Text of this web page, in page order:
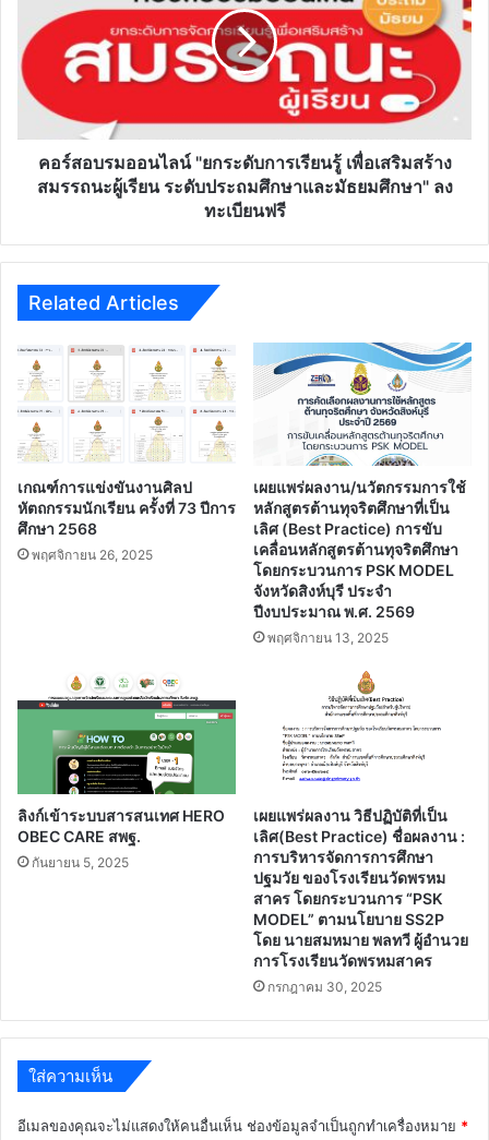
เลื่อน
วิทยฐานะ
ของ
ระดับ
การ
เรียน
เพื่อ
เสริม
สร้าง
เรียน
ประถม
ศึกษา
มัธยมศึกษา"
ลง
ทะเบียน
ฟรี
คอร์สอบรมออนไลน์ "ยกระดับการเรียนรู้ เพื่อเสริมสร้าง
สมรรถนะผู้เรียน ระดับประถมศึกษาและมัธยมศึกษา" ลง
ทะเบียนฟรี
Related Articles
เกณฑ์การแข่งขันงานศิลป
หัตถกรรมนักเรียน ครั้งที่ 73 ปีการ
ศึกษา 2568
พฤศจิกายน 26, 2025
เผยแพร่ผลงาน/นวัตกรรมการใช้
หลักสูตรต้านทุจริตศึกษาที่เป็น
เลิศ (Best Practice) การขับ
เคลื่อนหลักสูตรต้านทุจริตศึกษา
โดยกระบวนการ PSK MODEL
จังหวัดสิงห์บุรี ประจํา
ปีงบประมาณ พ.ศ. 2569
พฤศจิกายน 13, 2025
ลิงก์เข้าระบบสารสนเทศ HERO
OBEC CARE สพฐ.
กันยายน 5, 2025
เผยแพร่ผลงาน วิธีปฏิบัติที่เป็น
เลิศ(Best Practice) ชื่อผลงาน :
การบริหารจัดการการศึกษา
ปฐมวัย ของโรงเรียนวัดพรหม
สาคร โดยกระบวนการ “PSK
MODEL” ตามนโยบาย SS2P
โดย นายสมหมาย พลทวี ผู้อำนวย
การโรงเรียนวัดพรหมสาคร
กรกฎาคม 30, 2025
ใส่ความเห็น
อีเมลของคุณจะไม่แสดงให้คนอื่นเห็น ช่องข้อมูลจำเป็นถูกทำเครื่องหมาย *